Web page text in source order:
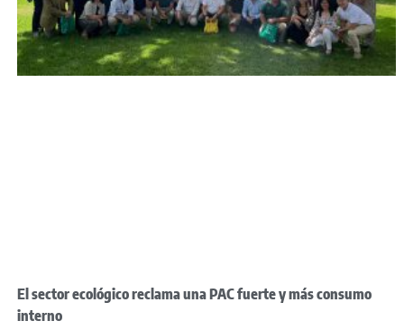
El sector ecológico reclama una PAC fuerte y más consumo
interno